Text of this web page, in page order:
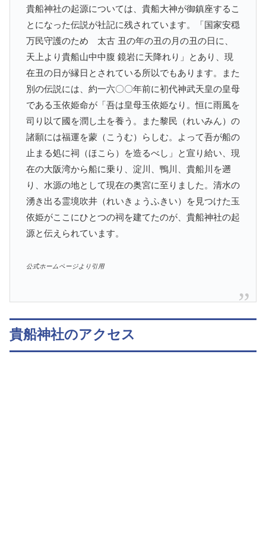
貴船神社の起源については、貴船大神が御鎮座するこ
とになった伝説が社記に残されています。「国家安穏
万民守護のため 太古 丑の年の丑の月の丑の日に、
天上より貴船山中中腹 鏡岩に天降れり」とあり、現
在丑の日が縁日とされている所以でもあります。また
別の伝説には、約一六〇〇年前に初代神武天皇の皇母
である玉依姫命が「吾は皇母玉依姫なり。恒に雨風を
司り以て國を潤し土を養う。また黎民（れいみん）の
諸願には福運を蒙（こうむ）らしむ。よって吾が船の
止まる処に祠（ほこら）を造るべし」と宣り給い、現
在の大阪湾から船に乗り、淀川、鴨川、貴船川を遡
り、水源の地として現在の奥宮に至りました。清水の
湧き出る霊境吹井（れいきょうふきい）を見つけた玉
依姫がここにひとつの祠を建てたのが、貴船神社の起
源と伝えられています。
公式ホームページより引用
貴船神社のアクセス